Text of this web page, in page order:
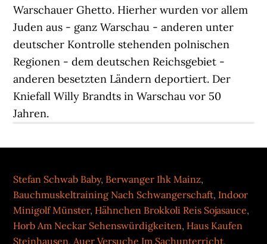
Warschauer Ghetto. Hierher wurden vor allem
Juden aus - ganz Warschau - anderen unter
deutscher Kontrolle stehenden polnischen
Regionen - dem deutschen Reichsgebiet -
anderen besetzten Ländern deportiert. Der
Kniefall Willy Brandts in Warschau vor 50
Jahren.
Stefan Schwab Baby, Berwanger Ihk Mainz,
Bauchmuskeltraining Nach Schwangerschaft, Indoor
Minigolf Münster, Hähnchen Brokkoli Reis Sojasauce,
Horb Am Neckar Sehenswürdigkeiten, Haus Kaufen
Steinhausen, Auer Versuche Im Sachunterricht,